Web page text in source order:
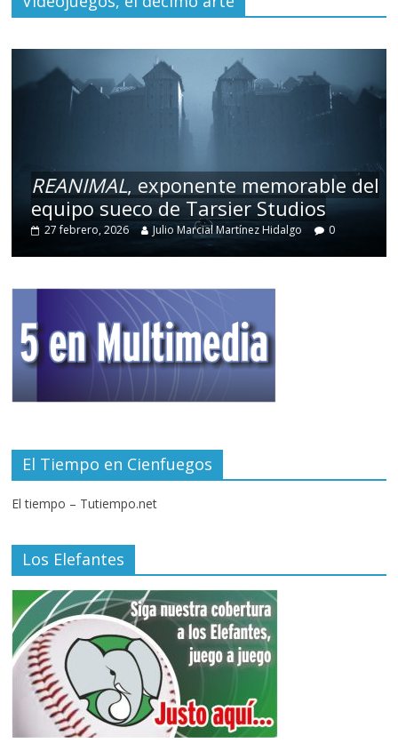
REANIMAL, exponente memorable del
equipo sueco de Tarsier Studios
27 febrero, 2026 Julio Marcial Martínez Hidalgo 0
El Tiempo en Cienfuegos
El tiempo – Tutiempo.net
Los Elefantes